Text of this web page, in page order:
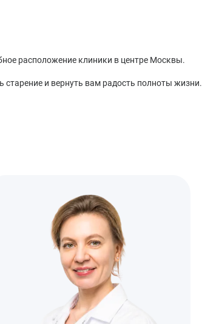
расположение клиники в центре Москвы.
и вернуть вам радость полноты жизни.